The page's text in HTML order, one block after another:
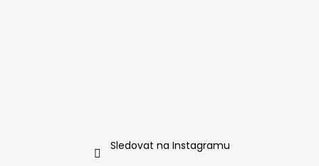
Sledovat na Instagramu